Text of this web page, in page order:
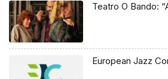
Teatro O Bando:
European Jazz